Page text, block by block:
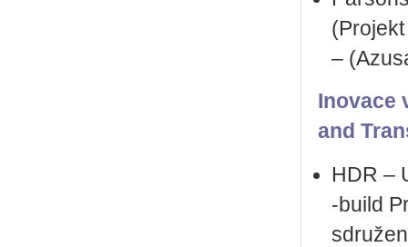
–
Inovace
and
HDR –
‑build